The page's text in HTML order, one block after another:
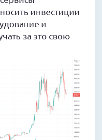
инвестиции
и
за это свою